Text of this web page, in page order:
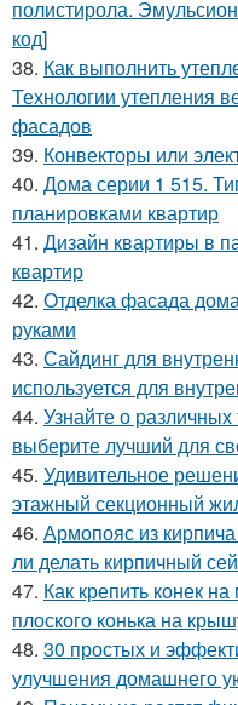
полистирола.
код]
38. Как выполнить
Технологии утепления
фасадов
39. Конвекторы или
40. Дома серии 1 515.
планировками квартир
41. Дизайн квартиры в
квартир
42. Отделка фасада
руками
43. Сайдинг для
используется для
44. Узнайте о
выберите лучший для
45. Удивительное
этажный секционный
46. Армопояс из
ли делать кирпичный
47. Как крепить конек
плоского конька на
48. 30 простых и
улучшения домашнего